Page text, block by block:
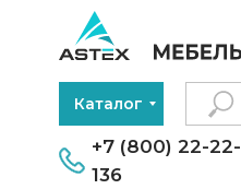
+7 (800) 22-22-
136
Каталог